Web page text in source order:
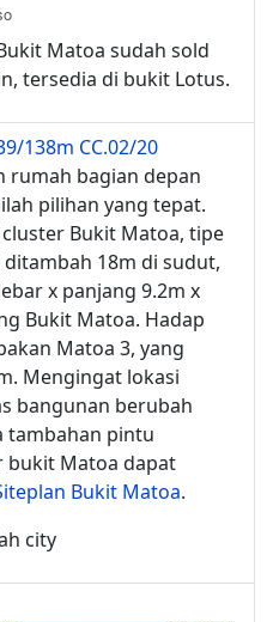
Matoa sudah sold
tersedia di bukit Lotus.
138m CC.02/20
rumah bagian depan
pilihan yang tepat.
Bukit Matoa, tipe
ditambah 18m di sudut,
x panjang 9.2m x
Bukit Matoa. Hadap
Matoa 3, yang
Mengingat lokasi
bangunan berubah
tambahan pintu
bukit Matoa dapat
Bukit Matoa.